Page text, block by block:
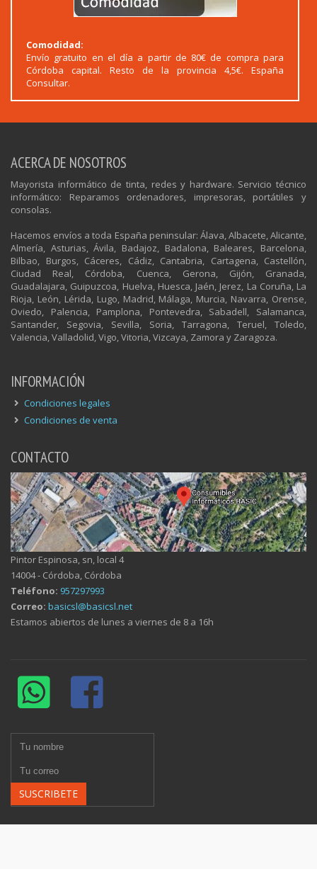
Comodidad:
Envío gratuito en el día a partir de 80€ de compra para
Córdoba capital. Resto de la provincia 4,5€. España
Consultar.
ACERCA DE NOSOTROS
Mayorista informático de tinta, redes y hardware. Servicio técnico
informático: Reparamos ordenadores, impresoras, portátiles y
consolas.
Hacemos envíos a toda España peninsular: Álava, Albacete, Alicante,
Almería, Asturias, Ávila, Badajoz, Badalona, Baleares, Barcelona,
Bilbao, Burgos, Cáceres, Cádiz, Cantabria, Cartagena, Castellón,
Ciudad Real, Córdoba, Cuenca, Gerona, Gijón, Granada,
Guadalajara, Guipuzcoa, Huelva, Huesca, Jaén, Jerez, La Coruña, La
Rioja, León, Lérida, Lugo, Madrid, Málaga, Murcia, Navarra, Orense,
Oviedo, Palencia, Pamplona, Pontevedra, Sabadell, Salamanca,
Santander, Segovia, Sevilla, Soria, Tarragona, Teruel, Toledo,
Valencia, Valladolid, Vigo, Vitoria, Vizcaya, Zamora y Zaragoza.
INFORMACIÓN
Condiciones legales
Condiciones de venta
CONTACTO
Pintor Espinosa, sn, local 4
14004 - Córdoba, Córdoba
Teléfono: 957297993
Correo: basicsl@basicsl.net
Estamos abiertos de lunes a viernes de 8 a 16h
SUSCRIBETE